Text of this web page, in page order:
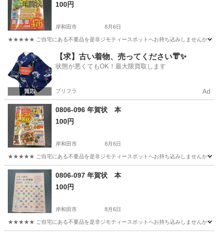
100円
岸和田市 8月6日
★★★★★ ご自宅にある不要品を是非ジモティースポットへお持ち込みしませんか？
大阪 岸和田市 パソコン 現地
【求】古い着物、売ってください👘✨
状態が悪くてもOK！最大限買取します
プリフラ Ad
0806-096 年賀状 本
100円
岸和田市 8月6日
★★★★★ ご自宅にある不要品を是非ジモティースポットへお持ち込みしませんか？
大阪 岸和田市 現地
0806-097 年賀状 本
100円
岸和田市 8月6日
★★★★★ ご自宅にある不要品を是非ジモティースポットへお持ち込みしませんか？